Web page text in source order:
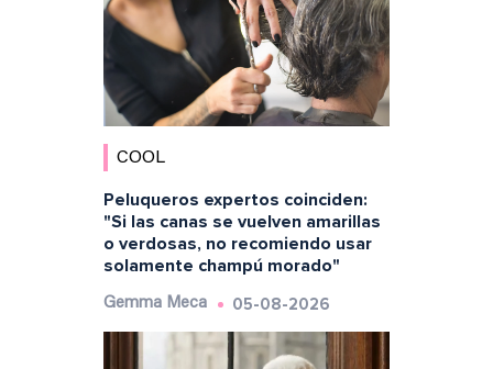
COOL
Peluqueros expertos coinciden:
"Si las canas se vuelven amarillas
o verdosas, no recomiendo usar
solamente champú morado"
Gemma Meca 05-08-2026